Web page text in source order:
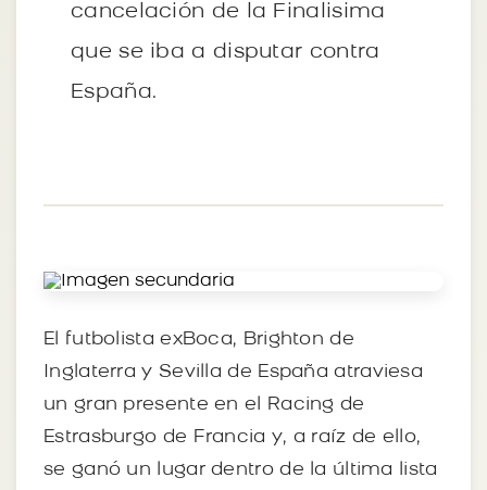
cancelación de la Finalisima
que se iba a disputar contra
España.
El futbolista exBoca, Brighton de
Inglaterra y Sevilla de España atraviesa
un gran presente en el Racing de
Estrasburgo de Francia y, a raíz de ello,
se ganó un lugar dentro de la última lista